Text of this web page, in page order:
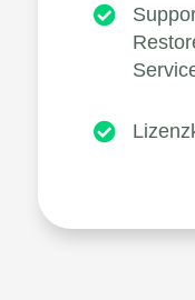

